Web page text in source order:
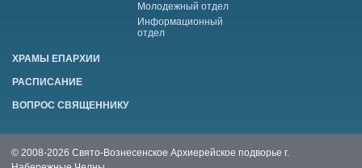
Молодежный отдел
Информационный
отдел
ХРАМЫ ЕПАРХИИ
РАСПИСАНИЕ
ВОПРОС СВЯЩЕННИКУ
© 2008-2026 Свято-Вознесенское Архиерейское подворье г.